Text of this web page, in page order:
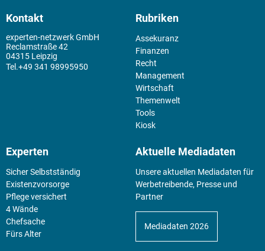
Kontakt
experten-netzwerk GmbH
Reclamstraße 42
04315 Leipzig
+49 341 98995950
Rubriken
Assekuranz
Finanzen
Recht
Management
Wirtschaft
Themenwelt
Tools
Kiosk
Experten
Sicher Selbstständig
Existenz­vorsorge
Pflege versichert
4 Wände
Chefsache
Fürs Alter
Aktuelle Mediadaten
Unsere aktuellen Mediadaten für
Werbetreibende, Presse und
Partner
Mediadaten 2026